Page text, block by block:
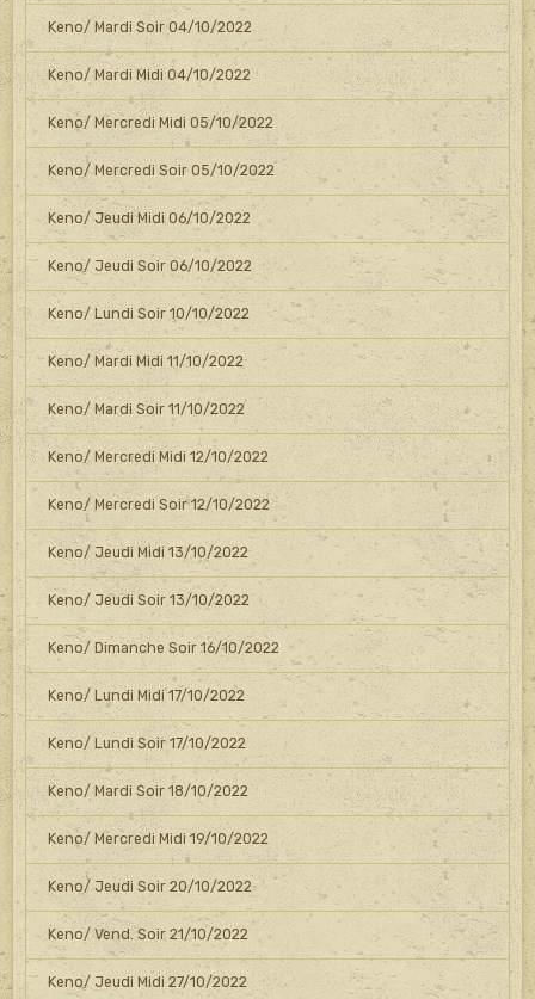
Keno/ Mardi Soir 04/10/2022
Keno/ Mardi Midi 04/10/2022
Keno/ Mercredi Midi 05/10/2022
Keno/ Mercredi Soir 05/10/2022
Keno/ Jeudi Midi 06/10/2022
Keno/ Jeudi Soir 06/10/2022
Keno/ Lundi Soir 10/10/2022
Keno/ Mardi Midi 11/10/2022
Keno/ Mardi Soir 11/10/2022
Keno/ Mercredi Midi 12/10/2022
Keno/ Mercredi Soir 12/10/2022
Keno/ Jeudi Midi 13/10/2022
Keno/ Jeudi Soir 13/10/2022
Keno/ Dimanche Soir 16/10/2022
Keno/ Lundi Midi 17/10/2022
Keno/ Lundi Soir 17/10/2022
Keno/ Mardi Soir 18/10/2022
Keno/ Mercredi Midi 19/10/2022
Keno/ Jeudi Soir 20/10/2022
Keno/ Vend. Soir 21/10/2022
Keno/ Jeudi Midi 27/10/2022